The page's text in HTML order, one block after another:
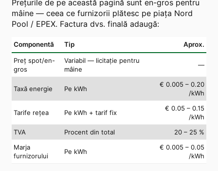
Prețurile de pe această pagină sunt en-gros pentru
mâine — ceea ce furnizorii plătesc pe piața Nord
Pool / EPEX. Factura dvs. finală adaugă:
Componentă Tip Aprox.
Preț spot/en-
gros
Variabil — licitație pentru
mâine
—
Taxă energie Pe kWh
€ 0.005 – 0.20
/kWh
Tarife rețea Pe kWh + tarif fix
€ 0.05 – 0.15
/kWh
TVA
Procent din total
20 – 25 %
Marja
furnizorului
Pe kWh
€ 0.005 – 0.05
/kWh